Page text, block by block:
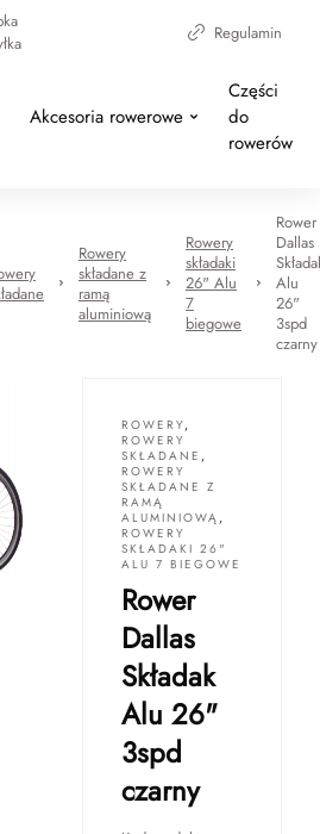
Regulamin
Akcesoria rowerowe
Części
do
rowerów
Rowery
składane z
ramą
aluminiową
Rowery
składaki
26" Alu
7
biegowe
Rower
Dallas
Alu
26"
3spd
czarny
ROWERY,
ROWERY
SKŁADANE ,
ROWERY
SKŁADANE Z
RAMĄ
ALUMINIOWĄ ,
ROWERY
SKŁADAKI 26"
ALU 7 BIEGOWE
Rower
Dallas
Składak
Alu 26"
3spd
czarny